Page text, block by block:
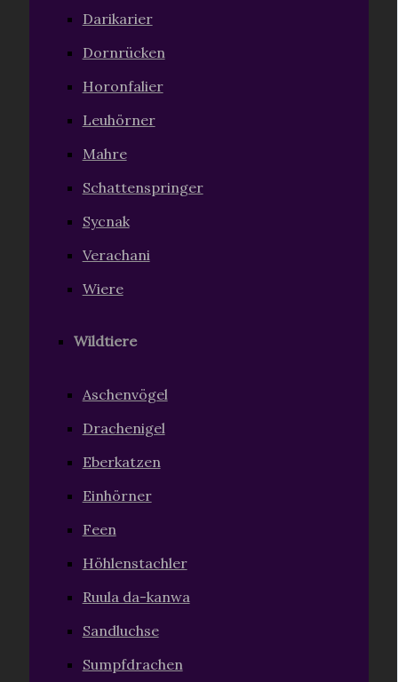
Darikarier
Dornrücken
Horonfalier
Leuhörner
Mahre
Schattenspringer
Sycnak
Verachani
Wiere
Wildtiere
Aschenvögel
Drachenigel
Eberkatzen
Einhörner
Feen
Höhlenstachler
Ruula da-kanwa
Sandluchse
Sumpfdrachen